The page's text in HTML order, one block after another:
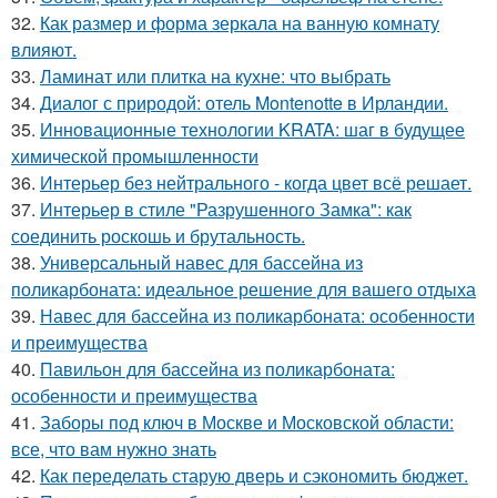
32. Как размер и форма зеркала на ванную комнату
влияют.
33. Ламинат или плитка на кухне: что выбрать
34. Диалог с природой: отель Montenotte в Ирландии.
35. Инновационные технологии KRATA: шаг в будущее
химической промышленности
36. Интерьер без нейтрального - когда цвет всё решает.
37. Интерьер в стиле "Разрушенного Замка": как
соединить роскошь и брутальность.
38. Универсальный навес для бассейна из
поликарбоната: идеальное решение для вашего отдыха
39. Навес для бассейна из поликарбоната: особенности
и преимущества
40. Павильон для бассейна из поликарбоната:
особенности и преимущества
41. Заборы под ключ в Москве и Московской области:
все, что вам нужно знать
42. Как переделать старую дверь и сэкономить бюджет.